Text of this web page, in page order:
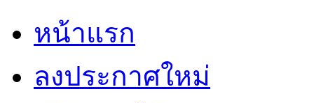
หน้าแรก
ลงประกาศใหม่